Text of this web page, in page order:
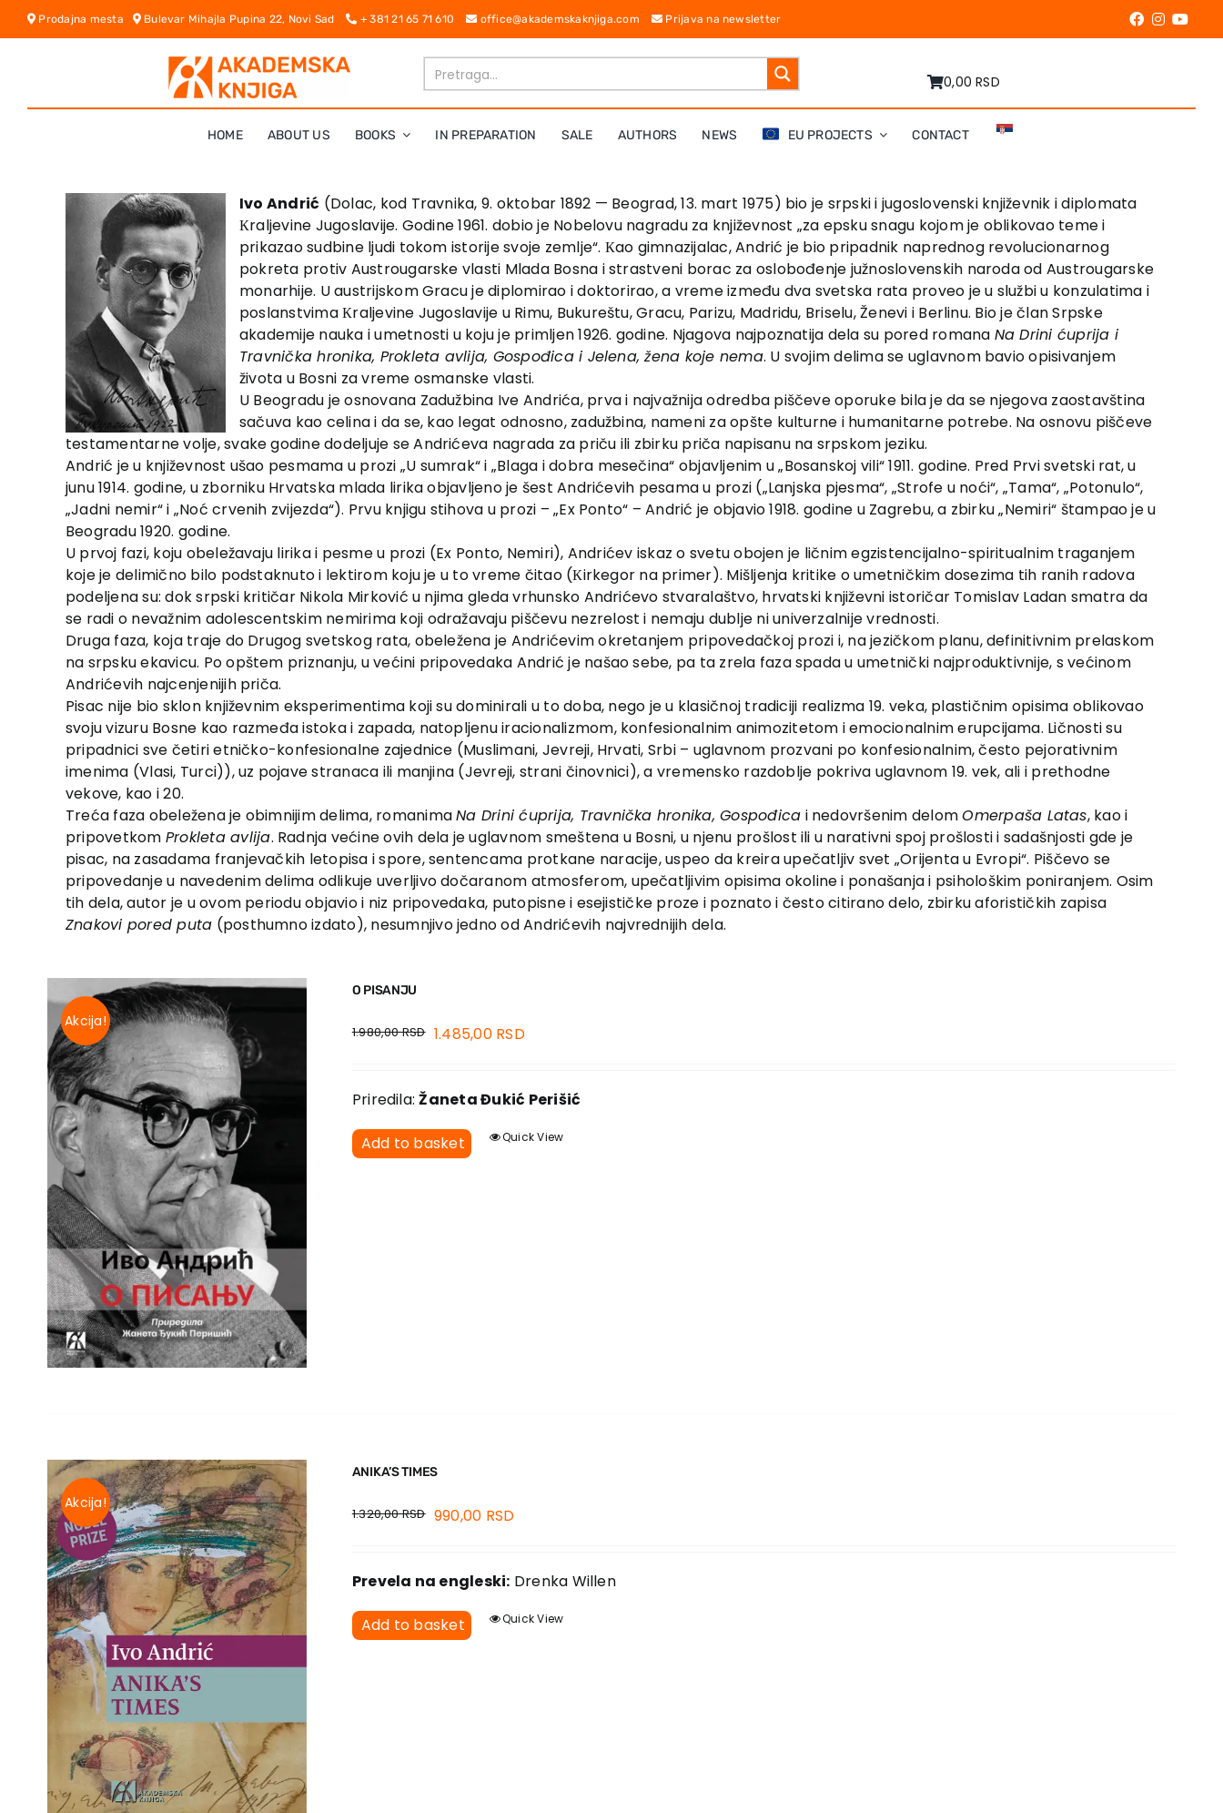
Skip
Prodajna mesta Bulevar Mihajla Pupina 22, Novi Sad + 381 21 65 71 610 office@akademskaknjiga.com Prijava na newsletter
0,00 RSD
HOME ABOUT US BOOKS IN PREPARATION SALE AUTHORS NEWS EU PROJECTS CONTACT
Ivo Andrić (Dolac, kod Travnika, 9. oktobar 1892 — Beograd, 13. mart 1975) bio je srpski i jugoslovenski književnik i diplomata
Кraljevine Jugoslavije. Godine 1961. dobio je Nobelovu nagradu za književnost „za epsku snagu kojom je oblikovao teme i
prikazao sudbine ljudi tokom istorije svoje zemlje“. Кao gimnazijalac, Andrić je bio pripadnik naprednog revolucionarnog
pokreta protiv Austrougarske vlasti Mlada Bosna i strastveni borac za oslobođenje južnoslovenskih naroda od Austrougarske
monarhije. U austrijskom Gracu je diplomirao i doktorirao, a vreme između dva svetska rata proveo je u službi u konzulatima i
poslanstvima Кraljevine Jugoslavije u Rimu, Bukureštu, Gracu, Parizu, Madridu, Briselu, Ženevi i Berlinu. Bio je član Srpske
akademije nauka i umetnosti u koju je primljen 1926. godine. Njagova najpoznatija dela su pored romana Na Drini ćuprija i
Travnička hronika, Prokleta avlija, Gospođica i Jelena, žena koje nema. U svojim delima se uglavnom bavio opisivanjem
života u Bosni za vreme osmanske vlasti.
U Beogradu je osnovana Zadužbina Ive Andrića, prva i najvažnija odredba piščeve oporuke bila je da se njegova zaostavština
sačuva kao celina i da se, kao legat odnosno, zadužbina, nameni za opšte kulturne i humanitarne potrebe. Na osnovu piščeve
testamentarne volje, svake godine dodeljuje se Andrićeva nagrada za priču ili zbirku priča napisanu na srpskom jeziku.
Andrić je u književnost ušao pesmama u prozi „U sumrak“ i „Blaga i dobra mesečina“ objavljenim u „Bosanskoj vili“ 1911. godine. Pred Prvi svetski rat, u
junu 1914. godine, u zborniku Hrvatska mlada lirika objavljeno je šest Andrićevih pesama u prozi („Lanjska pjesma“, „Strofe u noći“, „Tama“, „Potonulo“,
„Jadni nemir“ i „Noć crvenih zvijezda“). Prvu knjigu stihova u prozi – „Ex Ponto“ – Andrić je objavio 1918. godine u Zagrebu, a zbirku „Nemiri“ štampao je u
Beogradu 1920. godine.
U prvoj fazi, koju obeležavaju lirika i pesme u prozi (Ex Ponto, Nemiri), Andrićev iskaz o svetu obojen je ličnim egzistencijalno-spiritualnim traganjem
koje je delimično bilo podstaknuto i lektirom koju je u to vreme čitao (Кirkegor na primer). Mišljenja kritike o umetničkim dosezima tih ranih radova
podeljena su: dok srpski kritičar Nikola Mirković u njima gleda vrhunsko Andrićevo stvaralaštvo, hrvatski književni istoričar Tomislav Ladan smatra da
se radi o nevažnim adolescentskim nemirima koji odražavaju piščevu nezrelost i nemaju dublje ni univerzalnije vrednosti.
Druga faza, koja traje do Drugog svetskog rata, obeležena je Andrićevim okretanjem pripovedačkoj prozi i, na jezičkom planu, definitivnim prelaskom
na srpsku ekavicu. Po opštem priznanju, u većini pripovedaka Andrić je našao sebe, pa ta zrela faza spada u umetnički najproduktivnije, s većinom
Andrićevih najcenjenijih priča.
Pisac nije bio sklon književnim eksperimentima koji su dominirali u to doba, nego je u klasičnoj tradiciji realizma 19. veka, plastičnim opisima oblikovao
svoju vizuru Bosne kao razmeđa istoka i zapada, natopljenu iracionalizmom, konfesionalnim animozitetom i emocionalnim erupcijama. Ličnosti su
pripadnici sve četiri etničko-konfesionalne zajednice (Muslimani, Jevreji, Hrvati, Srbi – uglavnom prozvani po konfesionalnim, često pejorativnim
imenima (Vlasi, Turci)), uz pojave stranaca ili manjina (Jevreji, strani činovnici), a vremensko razdoblje pokriva uglavnom 19. vek, ali i prethodne
vekove, kao i 20.
Treća faza obeležena je obimnijim delima, romanimaNa Drini ćuprija, Travnička hronika, Gospođica i nedovršenim delomOmerpaša Latas, kao i
pripovetkom Prokleta avlija. Radnja većine ovih dela je uglavnom smeštena u Bosni, u njenu prošlost ili u narativni spoj prošlosti i sadašnjosti gde je
pisac, na zasadama franjevačkih letopisa i spore, sentencama protkane naracije, uspeo da kreira upečatljiv svet „Orijenta u Evropi“. Piščevo se
pripovedanje u navedenim delima odlikuje uverljivo dočaranom atmosferom, upečatljivim opisima okoline i ponašanja i psihološkim poniranjem. Osim
tih dela, autor je u ovom periodu objavio i niz pripovedaka, putopisne i esejističke proze i poznato i često citirano delo, zbirku aforističkih zapisa
Znakovi pored puta (posthumno izdato), nesumnjivo jedno od Andrićevih najvrednijih dela.
Akcija!
O PISANJU
1.980,00RSD 1.485,00 RSD
Priredila:Žaneta Đukić Perišić
Add to basket Quick View
Akcija!
ANIKA’S TIMES
1.320,00RSD 990,00 RSD
Prevela na engleski: Drenka Willen
Add to basket Quick View